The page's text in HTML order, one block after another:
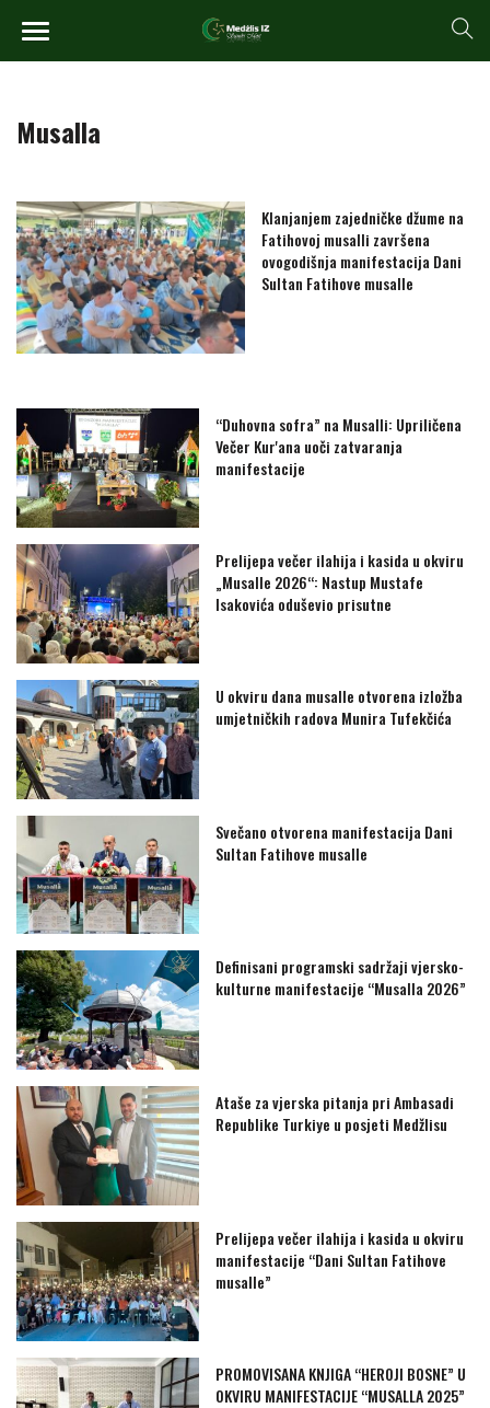
Musalla
Klanjanjem zajedničke džume na
Fatihovoj musalli završena
ovogodišnja manifestacija Dani
Sultan Fatihove musalle
“Duhovna sofra” na Musalli: Upriličena
Večer Kur'ana uoči zatvaranja
manifestacije
Prelijepa večer ilahija i kasida u okviru
„Musalle 2026“: Nastup Mustafe
Isakovića oduševio prisutne
U okviru dana musalle otvorena izložba
umjetničkih radova Munira Tufekčića
Svečano otvorena manifestacija Dani
Sultan Fatihove musalle
Definisani programski sadržaji vjersko-
kulturne manifestacije “Musalla 2026”
Ataše za vjerska pitanja pri Ambasadi
Republike Turkiye u posjeti Medžlisu
Prelijepa večer ilahija i kasida u okviru
manifestacije “Dani Sultan Fatihove
musalle”
PROMOVISANA KNJIGA “HEROJI BOSNE” U
OKVIRU MANIFESTACIJE “MUSALLA 2025”